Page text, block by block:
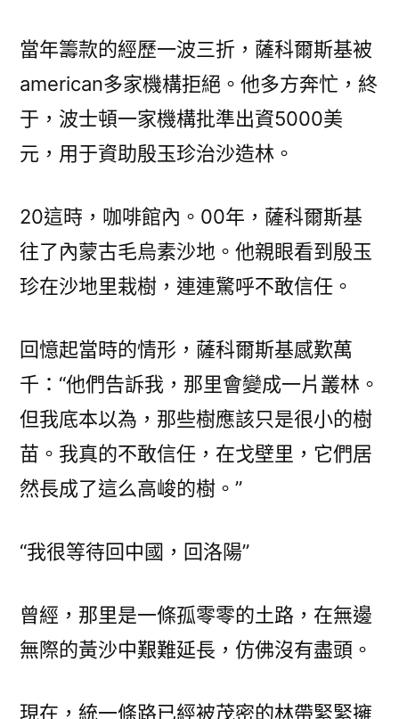
當年籌款的經歷一波三折，薩科爾斯基被
american多家機構拒絕。他多方奔忙，終
于，波士頓一家機構批準出資5000美
元，用于資助殷玉珍治沙造林。
20這時，咖啡館內。00年，薩科爾斯基
往了內蒙古毛烏素沙地。他親眼看到殷玉
珍在沙地里栽樹，連連驚呼不敢信任。
回憶起當時的情形，薩科爾斯基感歎萬
千：“他們告訴我，那里會變成一片叢林。
但我底本以為，那些樹應該只是很小的樹
苗。我真的不敢信任，在戈壁里，它們居
然長成了這么高峻的樹。”
“我很等待回中國，回洛陽”
曾經，那里是一條孤零零的土路，在無邊
無際的黃沙中艱難延長，仿佛沒有盡頭。
現在，統一條路已經被茂密的林帶緊緊擁